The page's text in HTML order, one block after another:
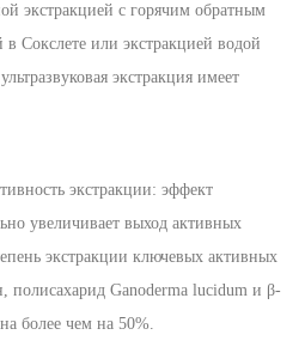
экстракцией с горячим обратным
Сокслете или экстракцией водой
экстракция имеет
экстракции: эффект
увеличивает выход активных
экстракции ключевых активных
полисахарид Ganoderma lucidum и β-
более чем на 50%.